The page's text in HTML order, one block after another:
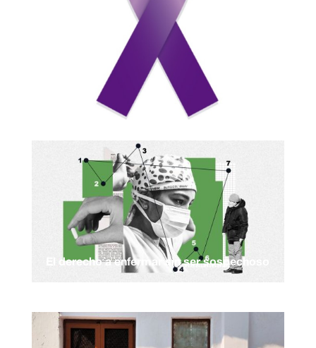
El derecho a enfermar sin ser sospechoso